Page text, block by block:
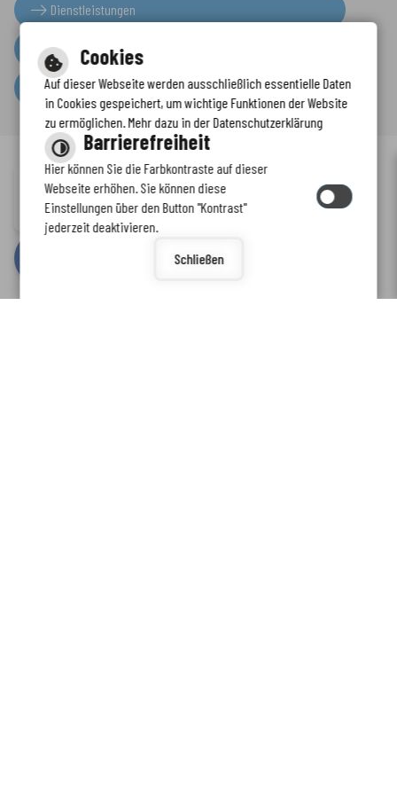
Dienstleistungen
Presseinformationen
Serviceportal
Inhalt-Impressum-Datenschutzerklärung Kontaktformular -
Barrierefreiheit
bycm citymedia GmbH
Immer auf dem neuesten Stand
www.enkreis.de möchte Ihnen Benachrichtigungen senden
Cookies
Auf dieser Webseite werden ausschließlich essentielle Daten
in Cookies gespeichert, um wichtige Funktionen der Website
zu ermöglichen. Mehr dazu in der Datenschutzerklärung
Barrierefreiheit
Hier können Sie die Farbkontraste auf dieser
Webseite erhöhen. Sie können diese
Einstellungen über den Button "Kontrast"
jederzeit deaktivieren.
Schließen